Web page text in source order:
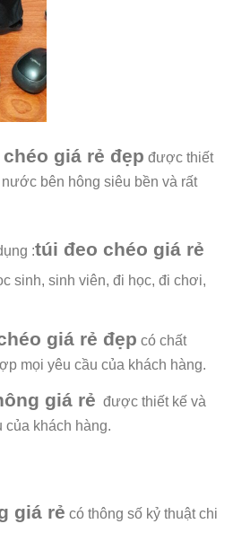
giá rẻ đẹp được thiết
bên hông siêu bền và rất
:túi đeo chéo giá rẻ
sinh, sinh viên, đi học, đi chơi,
giá rẻ đẹp có chất
mọi yêu cầu của khách hàng.
giá rẻ được thiết kế và
của khách hàng.
giá rẻ có thông số kỷ thuật chi